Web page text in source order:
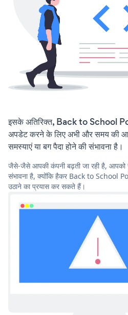
इसके अतिरिक्त, Back to School
अपडेट करने के लिए अभी और समय की
समस्याएं या बग पैदा होने की संभावना है।
जैसे-जैसे आपकी कंपनी बढ़ती जा रही है, आपको
संभावना है, क्योंकि हैकर Back to School
उठाने का प्रयास कर सकते हैं।